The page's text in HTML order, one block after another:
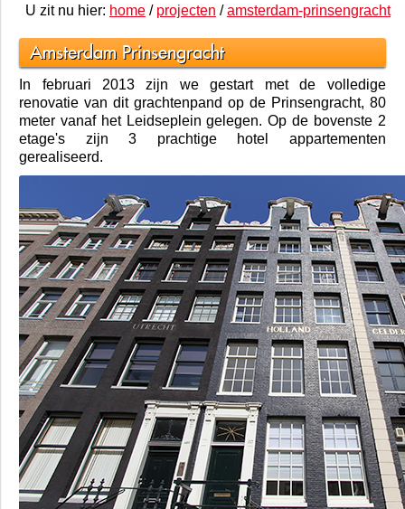
U zit nu hier: home/ projecten /amsterdam-prinsengracht
Amsterdam Prinsengracht
In februari 2013 zijn we gestart met de volledige
renovatie van dit grachtenpand op de Prinsengracht, 80
meter vanaf het Leidseplein gelegen. Op de bovenste 2
etage's zijn 3 prachtige hotel appartementen
gerealiseerd.